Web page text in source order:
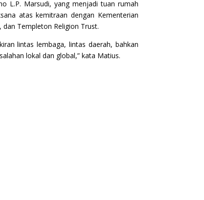
L.P. Marsudi, yang menjadi tuan rumah
atas kemitraan dengan Kementerian
dan Templeton Religion Trust.
lintas lembaga, lintas daerah, bahkan
lokal dan global,” kata Matius.